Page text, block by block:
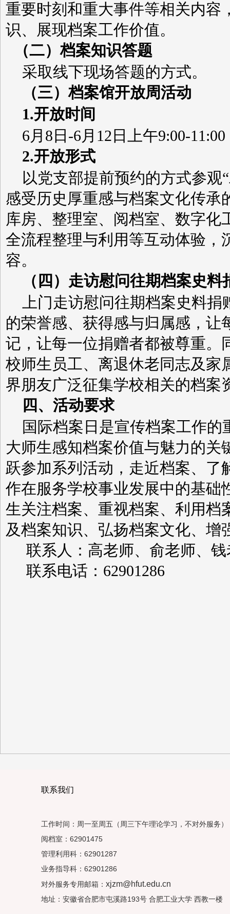
重要时刻和重大事件等相关内容
识、展现档案工作价值。
（二）档案知识答题
采取线下现场答题的方式。
（三）档案馆开放周活动
1.开放时间
6 月 8日-6 月 12日上午9:00-11:00
2.开放形式
以党支部提前预约的方式参观
感受历史厚重感与档案文化传承
库房、整理室、阅档室、数字化
全流程整理与利用等互动体验，
容。
（四） 走访慰问往期档案史料
上门走访慰问往期档案史料
的荣誉感、获得感与归属感，让
记，让每一位捐赠者都被尊重。
校师生员工、离退休老同志及家
界朋友广泛征集学校相关的档案
四、活动要求
国际档案日是宣传档案工作的
大师生感知档案价值与魅力的关
跃参加系列活动，走近档案、了
作在服务学校事业发展中的基础
生关注档案、重视档案、利用档
及档案知识、弘扬档案文化、增
联系人：高老师、俞老师、
联系电话： 62901286
联系我们
工作时间：周一至周五（周三下午理论学习，不对外服务）
阅档室：62901475
管理利用科：62901287
业务指导科：62901286
对外服务专用邮箱： xjzm@hfut.edu.cn
地址：安徽省合肥市屯溪路193号 合肥工业大学 西教一楼